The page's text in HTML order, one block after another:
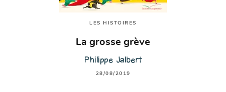
LES HISTOIRES
La grosse grève
Philippe Jalbert
28/08/2019